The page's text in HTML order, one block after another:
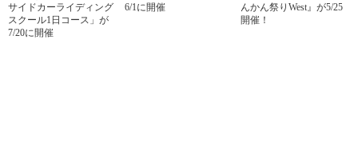
サイドカーライディング
スクール1日コース」が
7/20に開催
6/1に開催
んかん祭りWest』が5/25
開催！